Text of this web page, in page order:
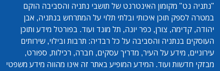
"נתניה נט" מקומון האינטרנט של תושבי נתניה והסביבה הוקם
במטרה לספק תוכן איכותי ובלתי תלוי על המתרחש בנתניה, אבן
יהודה, קדימה, צורן, כפר יונה, תל מונד ועוד. בפורטל מידע ותוכן
העוסקים בנתניה והסביבה על כל רבדיה: תרבות ובילוי, שירותים
עירוניים, מידע על העיר, מדריך עסקים, חברה, רכילות, ספורט,
מבזקי חדשות ועוד. המידע המופיע באתר זה אינו מהווה מידע משפטי